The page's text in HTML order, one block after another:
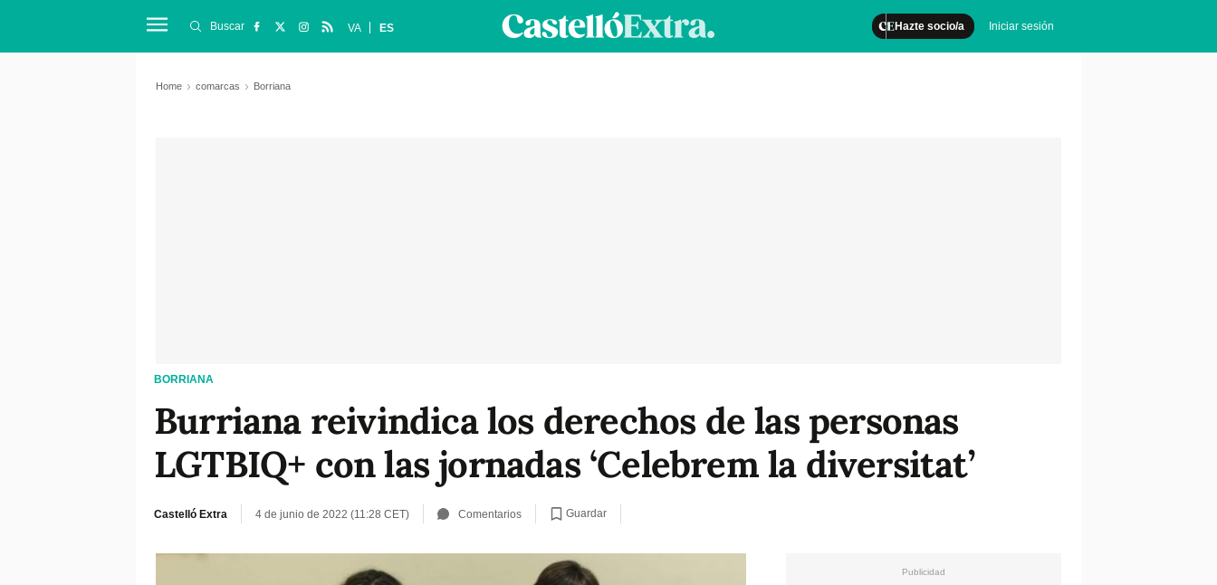
Hazte socio/a Iniciar sesión
Buscar VA ES
Home comarcas Borriana
BORRIANA
Burriana reivindica los derechos de las personas
LGTBIQ+ con las jornadas ‘Celebrem la diversitat’
Castelló Extra 4 de junio de 2022 (11:28 CET) Comentarios Guardar